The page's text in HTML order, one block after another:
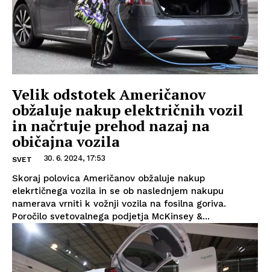
Velik odstotek Američanov
obžaluje nakup električnih vozil
in načrtuje prehod nazaj na
običajna vozila
SVET 30. 6. 2024, 17:53
Skoraj polovica Američanov obžaluje nakup
elekrtičnega vozila in se ob naslednjem nakupu
namerava vrniti k vožnji vozila na fosilna goriva.
Poročilo svetovalnega podjetja McKinsey &...